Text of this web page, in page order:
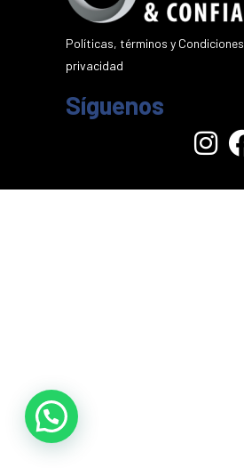
Políticas, términos y Condiciones
privacidad
Síguenos